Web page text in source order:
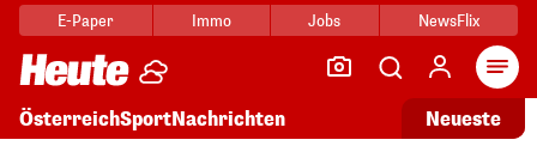
E-Paper Immo Jobs NewsFlix
ÖsterreichSportNachrichten Neueste